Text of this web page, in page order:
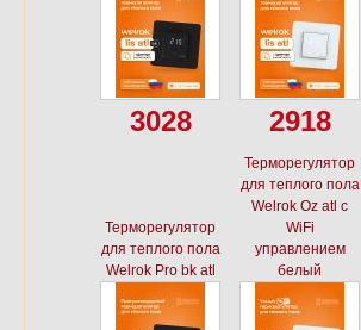
3028 2918
Терморегулятор
для теплого пола
Welrok Pro bk atl
Терморегулятор
для теплого пола
Welrok Oz atl с
WiFi
управлением
белый